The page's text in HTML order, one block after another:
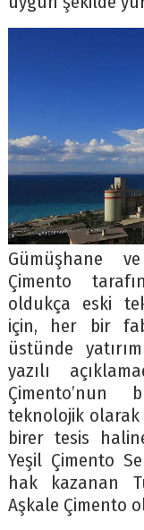
Gümüşhane
Çimento
oldukça eski
için, her bir
üstünde
yazılı
Çimento’nun
teknolojik
birer tesis
Yeşil Çimento
hak kazanan
Aşkale Çimento